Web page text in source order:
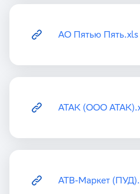
АО Пятью Пять.xls
АТАК (ООО
АТВ-Маркет